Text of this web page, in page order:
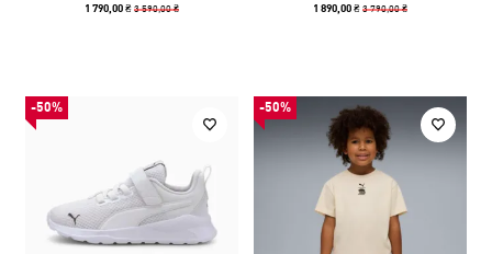
1 790,00 ₴3 590,00 ₴ 1 890,00 ₴3 790,00 ₴
-50% -50%